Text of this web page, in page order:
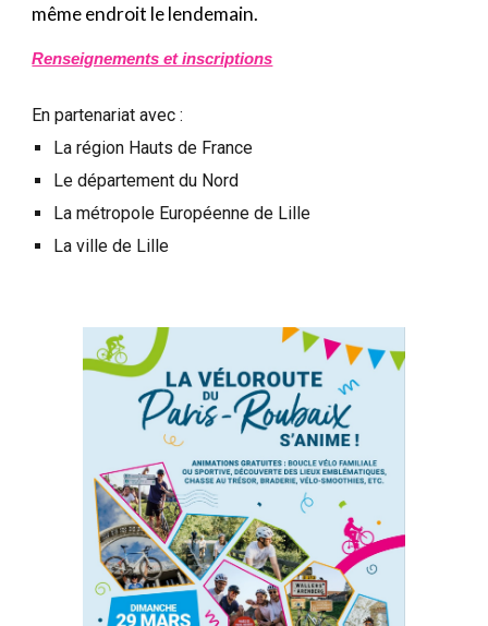
même endroit le lendemain.
Renseignements et inscriptions
En partenariat avec :
La région Hauts de France
Le département du Nord
La métropole Européenne de Lille
La ville de Lille